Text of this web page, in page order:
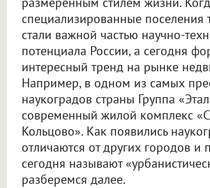
специализированные поселения
стали важной частью научно-
потенциала России, а сегодня
интересный тренд на рынке
Например, в одном из самых
наукоградов страны Группа
современный жилой комплекс
Кольцово». Как появились
отличаются от других городов и
сегодня называют
разберемся далее.